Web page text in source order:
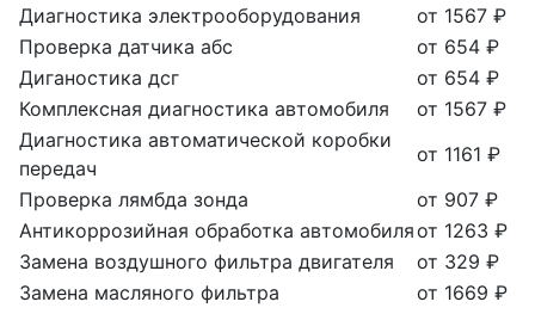
Диагностика электрооборудования
от 1567 ₽
Проверка датчика абс
от 654 ₽
Диганостика дсг
от 654 ₽
Комплексная диагностика автомобиля
от 1567 ₽
Диагностика автоматической коробки
передач
от 1161 ₽
Проверка лямбда зонда
от 907 ₽
Антикоррозийная обработка автомобиляот 1263 ₽
Замена воздушного фильтра двигателя
от 329 ₽
Замена масляного фильтра
от 1669 ₽